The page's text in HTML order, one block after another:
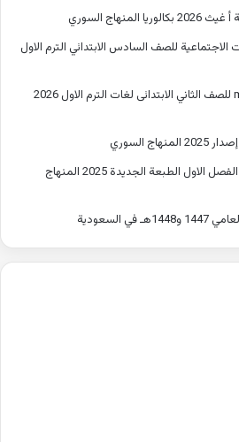
السوري
للصف السادس الابتدائي الترم الاول
تحميل كتاب المعاصر ماث math للصف الثاني الابتدائى لغات الترم الاول 2026
السوري
تحميل كتاب عربي الصف الثالث الفصل الاول الطبعة الجديدة 2025 المنهاج